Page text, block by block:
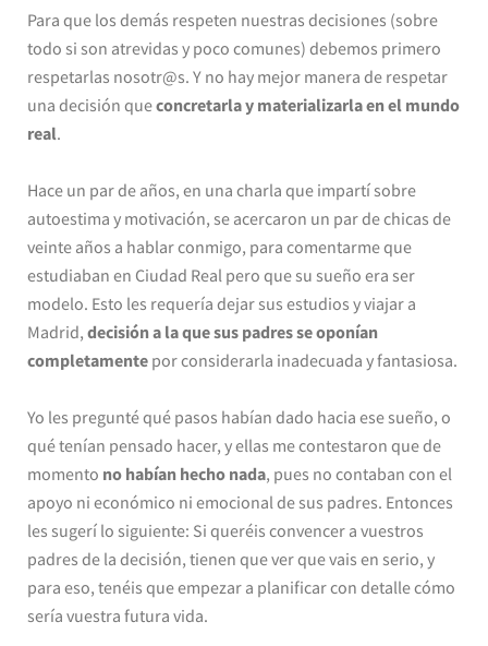
Para que los demás respeten nuestras decisiones (sobre
todo si son atrevidas y poco comunes) debemos primero
respetarlas nosotr@s. Y no hay mejor manera de respetar
una decisión queconcretarla y materializarla en el mundo
real.
Hace un par de años, en una charla que impartí sobre
autoestima y motivación, se acercaron un par de chicas de
veinte años a hablar conmigo, para comentarme que
estudiaban en Ciudad Real pero que su sueño era ser
modelo. Esto les requería dejar sus estudios y viajar a
Madrid, decisión a la que sus padres se oponían
completamente por considerarla inadecuada y fantasiosa.
Yo les pregunté qué pasos habían dado hacia ese sueño, o
qué tenían pensado hacer, y ellas me contestaron que de
momento no habían hecho nada, pues no contaban con el
apoyo ni económico ni emocional de sus padres. Entonces
les sugerí lo siguiente: Si queréis convencer a vuestros
padres de la decisión, tienen que ver que vais en serio, y
para eso, tenéis que empezar a planificar con detalle cómo
sería vuestra futura vida.